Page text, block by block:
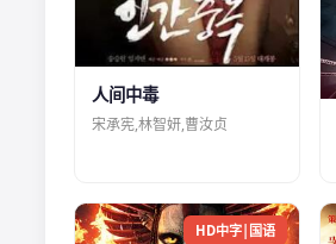
人间中毒
宋承宪,林智妍,曹汝贞
HD中字|国语